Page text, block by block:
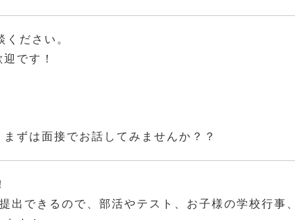
ださい。
です！
ずは面接でお話してみませんか？？
出できるので、部活やテスト、お子様の学校行事